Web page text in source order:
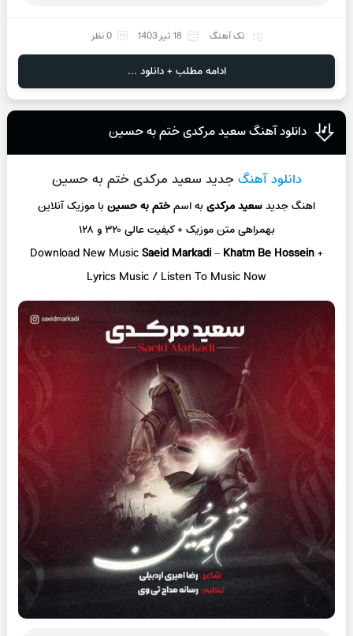
تک آهنگ 18 تیر 1403 0 نظر
ادامه مطلب + دانلود ...
دانلود آهنگ سعید مرکدی ختم به حسین
دانلود آهنگ جدید سعید مرکدی ختم به حسین
اهنگ جدیدسعید مرکدیبه اسمختم به حسینبا موزیک آنلاین
بهمراهی متن موزیک + کیفیت عالی ۳۲۰ و ۱۲۸
Download New MusicSaeid Markadi– Khatm Be Hossein+
Lyrics Music / Listen To Music Now